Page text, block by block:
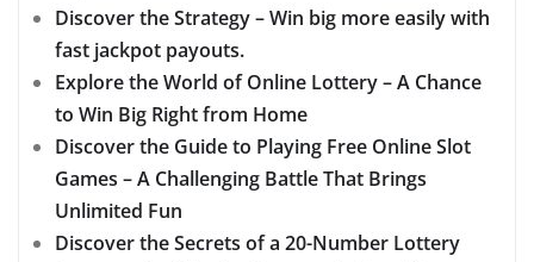
Discover the Strategy – Win big more easily with
fast jackpot payouts.
Explore the World of Online Lottery – A Chance
to Win Big Right from Home
Discover the Guide to Playing Free Online Slot
Games – A Challenging Battle That Brings
Unlimited Fun
Discover the Secrets of a 20-Number Lottery